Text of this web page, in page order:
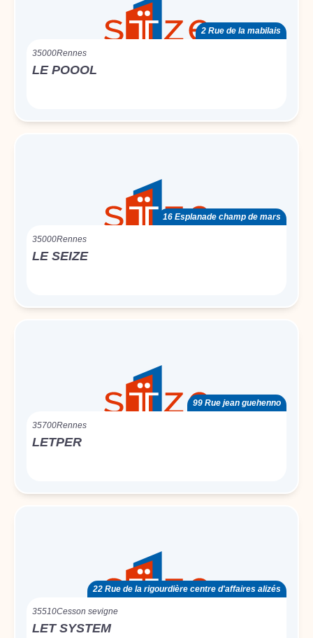
2 Rue de la mabilais
35000Rennes
LE POOOL
16 Esplanade champ de mars
35000Rennes
LE SEIZE
99 Rue jean guehenno
35700Rennes
LETPER
22 Rue de la rigourdière centre d'affaires alizés
35510Cesson sevigne
LET SYSTEM